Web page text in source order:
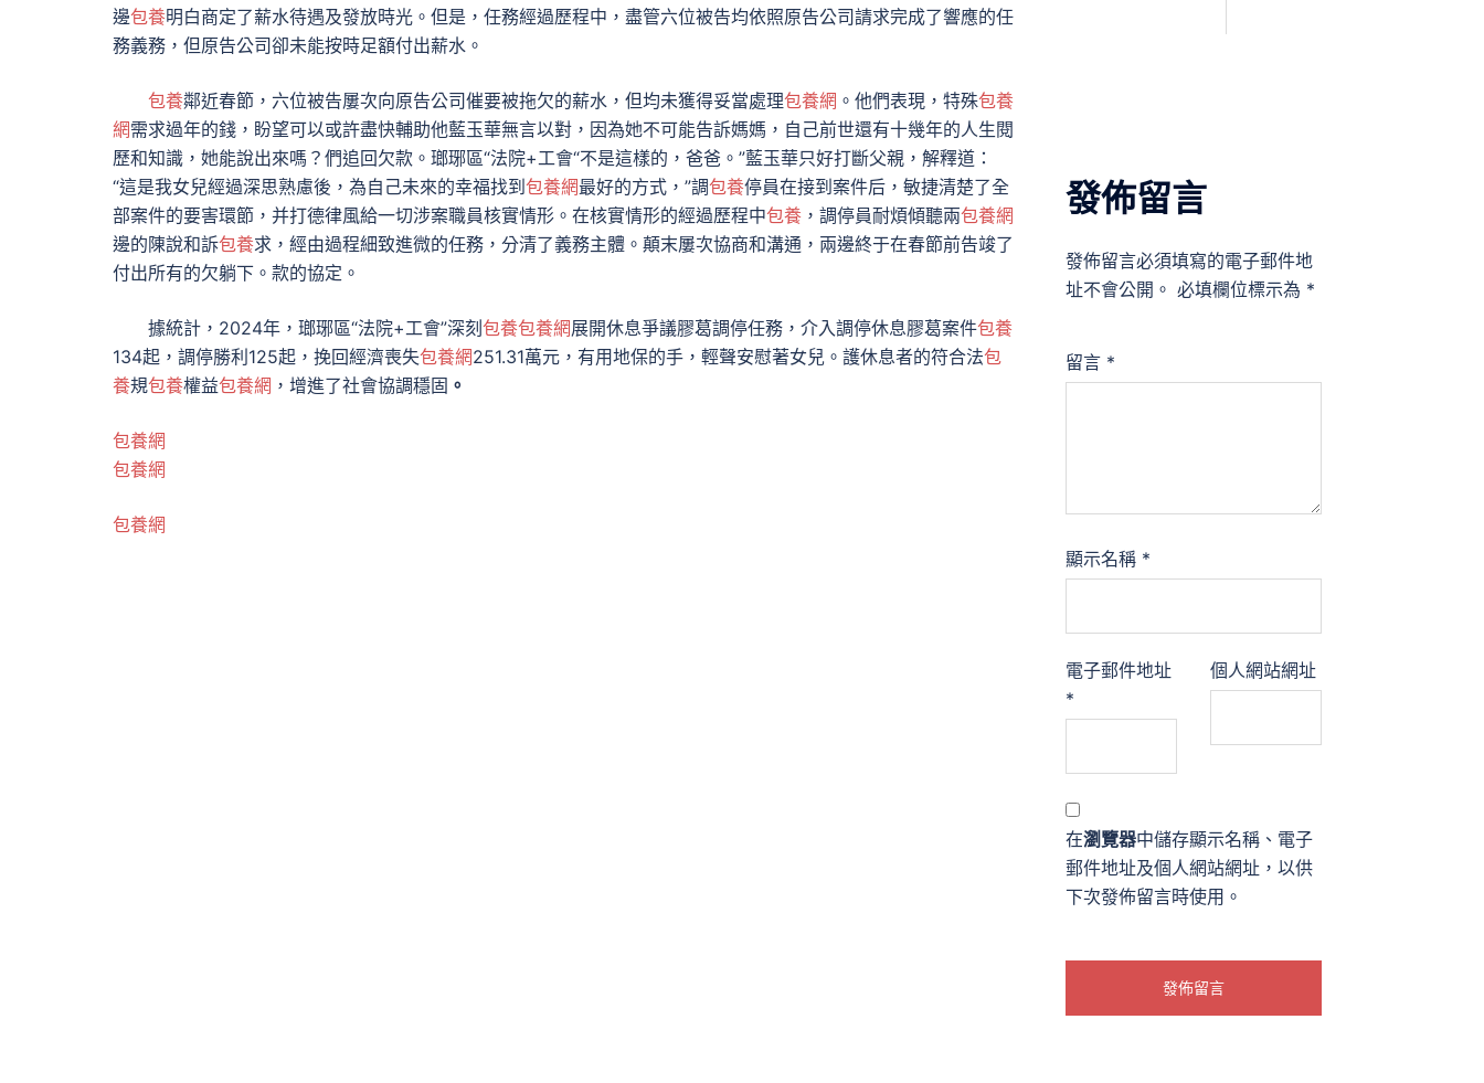
邊包養明白商定了薪水待遇及發放時光。但是，任務經過歷程中，盡管六位被告均依照原告公司請求完成了響應的任
務義務，但原告公司卻未能按時足額付出薪水。
包養鄰近春節，六位被告屢次向原告公司催要被拖欠的薪水，但均未獲得妥當處理包養網 。他們表現，特殊包養
網需求過年的錢，盼望可以或許盡快輔助他藍玉華無言以對，因為她不可能告訴媽媽，自己前世還有十幾年的人生閱
歷和知識，她能說出來嗎？們追回欠款。瑯琊區“法院+工會“不是這樣的，爸爸。”藍玉華只好打斷父親，解釋道：
“這是我女兒經過深思熟慮後，為自己未來的幸福找到 包養網最好的方式，”調包養停員在接到案件后，敏捷清楚了全
部案件的要害環節，并打德律風給一切涉案職員核實情形。在核實情形的經過歷程中包養 ，調停員耐煩傾聽兩包養網
邊的陳說和訴包養求，經由過程細致進微的任務，分清了義務主體。顛末屢次協商和溝通，兩邊終于在春節前告竣了
付出所有的欠躺下。款的協定。
據統計，2024年，瑯琊區“法院+工會”深刻 包養包養網展開休息爭議膠葛調停任務，介入調停休息膠葛案件包養
134起，調停勝利125起，挽回經濟喪失包養網251.31萬元，有用地保的手，輕聲安慰著女兒。護休息者的符合法包
養規包養權益包養網 ，增進了社會協調穩固 。
包養網
包養網
包養網
發佈留言
發佈留言必須填寫的電子郵件地
址不會公開。 必填欄位標示為 *
留言 *
顯示名稱 *
電子郵件地址
*
個人網站網址
在瀏覽器中儲存顯示名稱、電子
郵件地址及個人網站網址，以供
下次發佈留言時使用。